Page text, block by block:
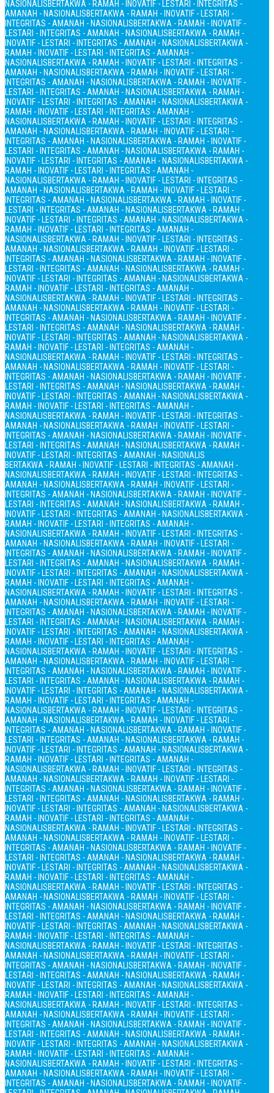
NASIONALISBERTAKWA - RAMAH - INOVATIF - LESTARI - INTEGRITAS -
AMANAH - NASIONALISBERTAKWA - RAMAH - INOVATIF - LESTARI -
INTEGRITAS - AMANAH - NASIONALISBERTAKWA - RAMAH - INOVATIF -
LESTARI - INTEGRITAS - AMANAH - NASIONALISBERTAKWA - RAMAH -
INOVATIF - LESTARI - INTEGRITAS - AMANAH - NASIONALISBERTAKWA -
RAMAH - INOVATIF - LESTARI - INTEGRITAS - AMANAH -
NASIONALISBERTAKWA - RAMAH - INOVATIF - LESTARI - INTEGRITAS -
AMANAH - NASIONALISBERTAKWA - RAMAH - INOVATIF - LESTARI -
INTEGRITAS - AMANAH - NASIONALISBERTAKWA - RAMAH - INOVATIF -
LESTARI - INTEGRITAS - AMANAH - NASIONALISBERTAKWA - RAMAH -
INOVATIF - LESTARI - INTEGRITAS - AMANAH - NASIONALISBERTAKWA -
RAMAH - INOVATIF - LESTARI - INTEGRITAS - AMANAH -
NASIONALISBERTAKWA - RAMAH - INOVATIF - LESTARI - INTEGRITAS -
AMANAH - NASIONALISBERTAKWA - RAMAH - INOVATIF - LESTARI -
INTEGRITAS - AMANAH - NASIONALISBERTAKWA - RAMAH - INOVATIF -
LESTARI - INTEGRITAS - AMANAH - NASIONALISBERTAKWA - RAMAH -
INOVATIF - LESTARI - INTEGRITAS - AMANAH - NASIONALISBERTAKWA -
RAMAH - INOVATIF - LESTARI - INTEGRITAS - AMANAH -
NASIONALISBERTAKWA - RAMAH - INOVATIF - LESTARI - INTEGRITAS -
AMANAH - NASIONALISBERTAKWA - RAMAH - INOVATIF - LESTARI -
INTEGRITAS - AMANAH - NASIONALISBERTAKWA - RAMAH - INOVATIF -
LESTARI - INTEGRITAS - AMANAH - NASIONALISBERTAKWA - RAMAH -
INOVATIF - LESTARI - INTEGRITAS - AMANAH - NASIONALISBERTAKWA -
RAMAH - INOVATIF - LESTARI - INTEGRITAS - AMANAH -
NASIONALISBERTAKWA - RAMAH - INOVATIF - LESTARI - INTEGRITAS -
AMANAH - NASIONALISBERTAKWA - RAMAH - INOVATIF - LESTARI -
INTEGRITAS - AMANAH - NASIONALISBERTAKWA - RAMAH - INOVATIF -
LESTARI - INTEGRITAS - AMANAH - NASIONALISBERTAKWA - RAMAH -
INOVATIF - LESTARI - INTEGRITAS - AMANAH - NASIONALISBERTAKWA -
RAMAH - INOVATIF - LESTARI - INTEGRITAS - AMANAH -
NASIONALISBERTAKWA - RAMAH - INOVATIF - LESTARI - INTEGRITAS -
AMANAH - NASIONALISBERTAKWA - RAMAH - INOVATIF - LESTARI -
INTEGRITAS - AMANAH - NASIONALISBERTAKWA - RAMAH - INOVATIF -
LESTARI - INTEGRITAS - AMANAH - NASIONALISBERTAKWA - RAMAH -
INOVATIF - LESTARI - INTEGRITAS - AMANAH - NASIONALISBERTAKWA -
RAMAH - INOVATIF - LESTARI - INTEGRITAS - AMANAH -
NASIONALISBERTAKWA - RAMAH - INOVATIF - LESTARI - INTEGRITAS -
AMANAH - NASIONALISBERTAKWA - RAMAH - INOVATIF - LESTARI -
INTEGRITAS - AMANAH - NASIONALISBERTAKWA - RAMAH - INOVATIF -
LESTARI - INTEGRITAS - AMANAH - NASIONALISBERTAKWA - RAMAH -
INOVATIF - LESTARI - INTEGRITAS - AMANAH - NASIONALISBERTAKWA -
RAMAH - INOVATIF - LESTARI - INTEGRITAS - AMANAH -
NASIONALISBERTAKWA - RAMAH - INOVATIF - LESTARI - INTEGRITAS -
AMANAH - NASIONALISBERTAKWA - RAMAH - INOVATIF - LESTARI -
INTEGRITAS - AMANAH - NASIONALISBERTAKWA - RAMAH - INOVATIF -
LESTARI - INTEGRITAS - AMANAH - NASIONALISBERTAKWA - RAMAH -
INOVATIF - LESTARI - INTEGRITAS - AMANAH - NASIONALIS
BERTAKWA - RAMAH - INOVATIF - LESTARI - INTEGRITAS - AMANAH -
NASIONALISBERTAKWA - RAMAH - INOVATIF - LESTARI - INTEGRITAS -
AMANAH - NASIONALISBERTAKWA - RAMAH - INOVATIF - LESTARI -
INTEGRITAS - AMANAH - NASIONALISBERTAKWA - RAMAH - INOVATIF -
LESTARI - INTEGRITAS - AMANAH - NASIONALISBERTAKWA - RAMAH -
INOVATIF - LESTARI - INTEGRITAS - AMANAH - NASIONALISBERTAKWA -
RAMAH - INOVATIF - LESTARI - INTEGRITAS - AMANAH -
NASIONALISBERTAKWA - RAMAH - INOVATIF - LESTARI - INTEGRITAS -
AMANAH - NASIONALISBERTAKWA - RAMAH - INOVATIF - LESTARI -
INTEGRITAS - AMANAH - NASIONALISBERTAKWA - RAMAH - INOVATIF -
LESTARI - INTEGRITAS - AMANAH - NASIONALISBERTAKWA - RAMAH -
INOVATIF - LESTARI - INTEGRITAS - AMANAH - NASIONALISBERTAKWA -
RAMAH - INOVATIF - LESTARI - INTEGRITAS - AMANAH -
NASIONALISBERTAKWA - RAMAH - INOVATIF - LESTARI - INTEGRITAS -
AMANAH - NASIONALISBERTAKWA - RAMAH - INOVATIF - LESTARI -
INTEGRITAS - AMANAH - NASIONALISBERTAKWA - RAMAH - INOVATIF -
LESTARI - INTEGRITAS - AMANAH - NASIONALISBERTAKWA - RAMAH -
INOVATIF - LESTARI - INTEGRITAS - AMANAH - NASIONALISBERTAKWA -
RAMAH - INOVATIF - LESTARI - INTEGRITAS - AMANAH -
NASIONALISBERTAKWA - RAMAH - INOVATIF - LESTARI - INTEGRITAS -
AMANAH - NASIONALISBERTAKWA - RAMAH - INOVATIF - LESTARI -
INTEGRITAS - AMANAH - NASIONALISBERTAKWA - RAMAH - INOVATIF -
LESTARI - INTEGRITAS - AMANAH - NASIONALISBERTAKWA - RAMAH -
INOVATIF - LESTARI - INTEGRITAS - AMANAH - NASIONALISBERTAKWA -
RAMAH - INOVATIF - LESTARI - INTEGRITAS - AMANAH -
NASIONALISBERTAKWA - RAMAH - INOVATIF - LESTARI - INTEGRITAS -
AMANAH - NASIONALISBERTAKWA - RAMAH - INOVATIF - LESTARI -
INTEGRITAS - AMANAH - NASIONALISBERTAKWA - RAMAH - INOVATIF -
LESTARI - INTEGRITAS - AMANAH - NASIONALISBERTAKWA - RAMAH -
INOVATIF - LESTARI - INTEGRITAS - AMANAH - NASIONALISBERTAKWA -
RAMAH - INOVATIF - LESTARI - INTEGRITAS - AMANAH -
NASIONALISBERTAKWA - RAMAH - INOVATIF - LESTARI - INTEGRITAS -
AMANAH - NASIONALISBERTAKWA - RAMAH - INOVATIF - LESTARI -
INTEGRITAS - AMANAH - NASIONALISBERTAKWA - RAMAH - INOVATIF -
LESTARI - INTEGRITAS - AMANAH - NASIONALISBERTAKWA - RAMAH -
INOVATIF - LESTARI - INTEGRITAS - AMANAH - NASIONALISBERTAKWA -
RAMAH - INOVATIF - LESTARI - INTEGRITAS - AMANAH -
NASIONALISBERTAKWA - RAMAH - INOVATIF - LESTARI - INTEGRITAS -
AMANAH - NASIONALISBERTAKWA - RAMAH - INOVATIF - LESTARI -
INTEGRITAS - AMANAH - NASIONALISBERTAKWA - RAMAH - INOVATIF -
LESTARI - INTEGRITAS - AMANAH - NASIONALISBERTAKWA - RAMAH -
INOVATIF - LESTARI - INTEGRITAS - AMANAH - NASIONALISBERTAKWA -
RAMAH - INOVATIF - LESTARI - INTEGRITAS - AMANAH -
NASIONALISBERTAKWA - RAMAH - INOVATIF - LESTARI - INTEGRITAS -
AMANAH - NASIONALISBERTAKWA - RAMAH - INOVATIF - LESTARI -
INTEGRITAS - AMANAH - NASIONALISBERTAKWA - RAMAH - INOVATIF -
LESTARI - INTEGRITAS - AMANAH - NASIONALISBERTAKWA - RAMAH -
INOVATIF - LESTARI - INTEGRITAS - AMANAH - NASIONALISBERTAKWA -
RAMAH - INOVATIF - LESTARI - INTEGRITAS - AMANAH -
NASIONALISBERTAKWA - RAMAH - INOVATIF - LESTARI - INTEGRITAS -
AMANAH - NASIONALISBERTAKWA - RAMAH - INOVATIF - LESTARI -
INTEGRITAS - AMANAH - NASIONALISBERTAKWA - RAMAH - INOVATIF -
LESTARI - INTEGRITAS - AMANAH - NASIONALISBERTAKWA - RAMAH -
INOVATIF - LESTARI - INTEGRITAS - AMANAH - NASIONALISBERTAKWA -
RAMAH - INOVATIF - LESTARI - INTEGRITAS - AMANAH -
NASIONALISBERTAKWA - RAMAH - INOVATIF - LESTARI - INTEGRITAS -
AMANAH - NASIONALISBERTAKWA - RAMAH - INOVATIF - LESTARI -
INTEGRITAS - AMANAH - NASIONALISBERTAKWA - RAMAH - INOVATIF -
LESTARI - INTEGRITAS - AMANAH - NASIONALISBERTAKWA - RAMAH -
INOVATIF - LESTARI - INTEGRITAS - AMANAH - NASIONALISBERTAKWA -
RAMAH - INOVATIF - LESTARI - INTEGRITAS - AMANAH -
NASIONALISBERTAKWA - RAMAH - INOVATIF - LESTARI - INTEGRITAS -
AMANAH - NASIONALISBERTAKWA - RAMAH - INOVATIF - LESTARI -
INTEGRITAS - AMANAH - NASIONALISBERTAKWA - RAMAH - INOVATIF -